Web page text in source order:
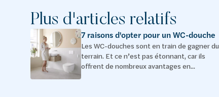
Plus d'articles relatifs
7 raisons d'opter pour un WC-douche
Les WC-douches sont en train de gagner du
terrain. Et ce n’est pas étonnant, car ils
offrent de nombreux avantages en...